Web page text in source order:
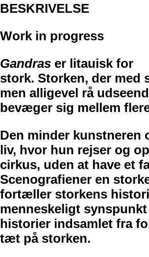
BESKRIVELSE
Work in progress
Gandras er litauisk for
stork. Storken, der med
men alligevel rå
bevæger sig mellem
Den minder kunstneren
liv, hvor hun rejser og
cirkus, uden at have et
Scenografiener en
fortæller storkens
menneskeligt
historier indsamlet fra
tæt på storken.